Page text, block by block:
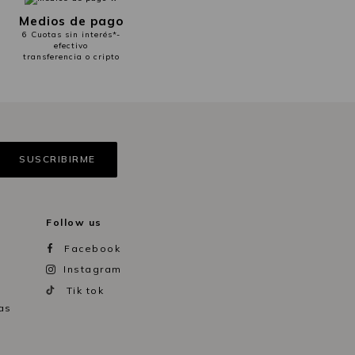
Medios de pago
6 Cuotas sin interés*-
efectivo
transferencia o cripto
Follow us
Facebook
Instagram
Tik tok